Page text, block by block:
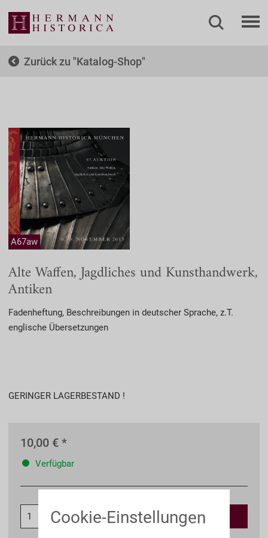
Zurück zu Katalog-Shop
A67aw
Alte Waffen, Jagdliches und Kunsthandwerk,
Antiken
Fadenheftung, Beschreibungen in deutscher Sprache, z.T.
englische Übersetzungen
GERINGER LAGERBESTAND !
10,00 € *
Verfügbar
In den Warenkorb
Cookie-Einstellungen